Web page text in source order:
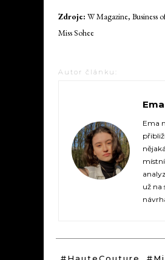
Zdroje: W Magazine, Business
Miss Sohee
Autor článku:
Ema
už na
#HauteCouture